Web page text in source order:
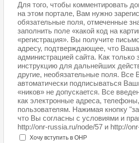
Для того, чтобы комментировать
на этом портале, Вам нужно
обязательные поля, отмеченные
заполнить поле «какой код на
«регистрация». Вы получите
адресу, подтверждающее, что Ваша
администрацией сайта. Как
инструкцию для дальнейших
другие, необязательные поля.
автоматически подписываться
«ников» не допускается. Все
как электронные адреса,
пользователям. Нажимая кнопку
что Вы согласны с условиями и
http://onr-russia.ru/node/57 и http://
Хочу вступить в ОНР